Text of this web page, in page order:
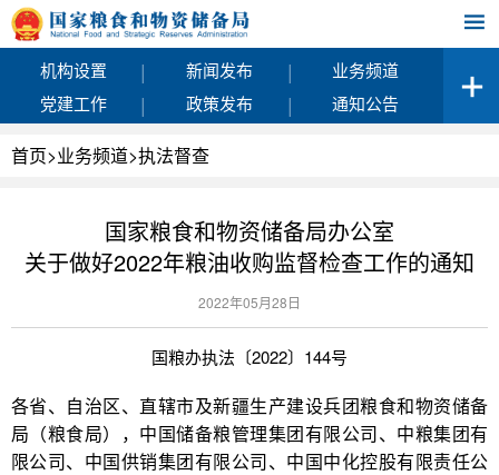
机构设置 | 新闻发布 |
业务频道
党建工作
| 政策发布 | 通知公告
首页>业务频道>执法督查
国家粮食和物资储备局办公室
关于做好2022年粮油收购监督检查工作的通知
2022年05月28日
国粮办执法〔2022〕144号
各省、自治区、直辖市及新疆生产建设兵团粮食和物资储备
局（粮食局），中国储备粮管理集团有限公司、中粮集团有
限公司、中国供销集团有限公司、中国中化控股有限责任公